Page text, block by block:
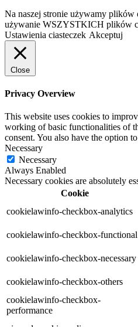
Na naszej stronie używamy plików
używanie WSZYSTKICH plików
Ustawienia ciasteczek Akceptuj
Close
Privacy Overview
This website uses cookies to
working of basic functionalities of
consent. You also have the option
Necessary
Necessary
Always Enabled
Necessary cookies are absolutely
Cookie
cookielawinfo-checkbox-analytics
cookielawinfo-checkbox-functional
cookielawinfo-checkbox-necessary
cookielawinfo-checkbox-others
cookielawinfo-checkbox-
performance